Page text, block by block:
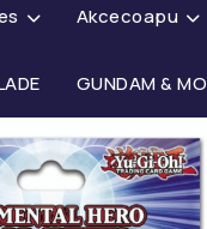
Аксесоари
GUNDAM &